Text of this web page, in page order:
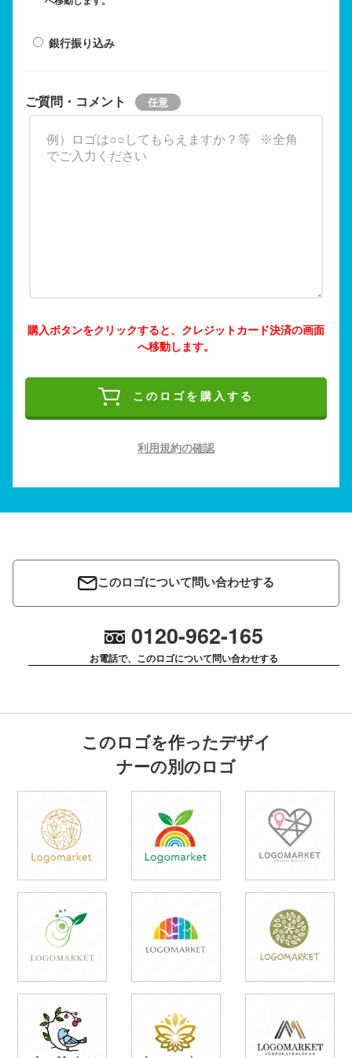
銀行振り込み
ご質問・コメント
購入ボタンをクリックすると、クレジットカード決済の画面
へ移動します。
このロゴを購入する
利用規約の確認
このロゴについて問い合わせする
0120-962-165
お電話で、このロゴについて問い合わせする
このロゴを作ったデザイ
ナーの別のロゴ